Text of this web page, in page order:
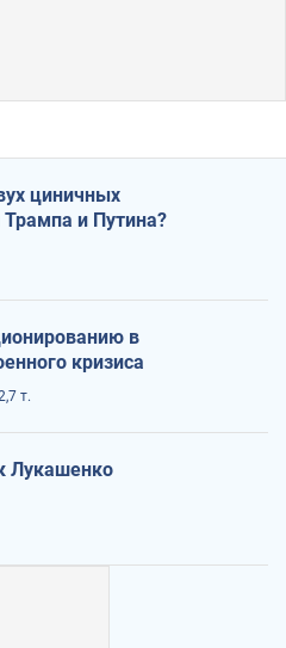
циничных
и Путина?
в
кризиса
т.
Лукашенко